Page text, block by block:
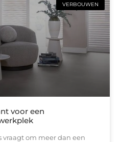
VERBOUWEN
voor een
om meer dan een